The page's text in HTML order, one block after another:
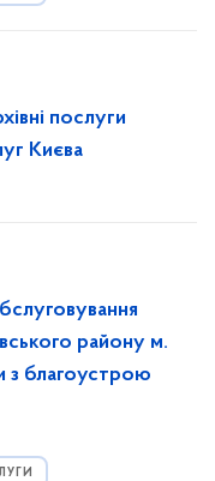
послуги
Києва
району м.
з благоустрою